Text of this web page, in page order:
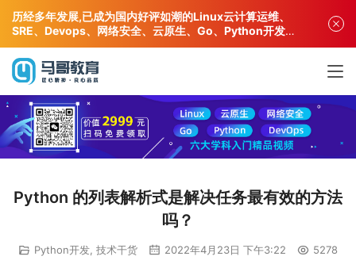
Python 的列表解析式是解决任务最有效的方法
吗？
Python开发 技术干货 2022年4月23日 下午3:22 5278
历经多年发展,已成为国内好评如潮的Linux云计算运维、
SRE、Devops、网络安全、云原生、Go、Python开发专
业人才培训机构!